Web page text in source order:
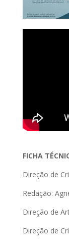
FICHA
Direção de
Redação:
Direção de
Direção de